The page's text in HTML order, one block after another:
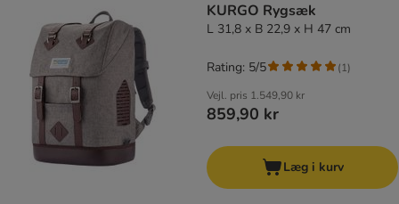
KURGO Rygsæk
L 31,8 x B 22,9 x H 47 cm
Vejl. pris 1.549,90 kr
859,90 kr
Rating: 5/5 (1)
Læg i kurv